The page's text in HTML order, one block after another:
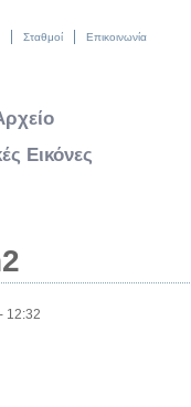
Σταθμοί Επικοινωνία
Εικόνες
12:32